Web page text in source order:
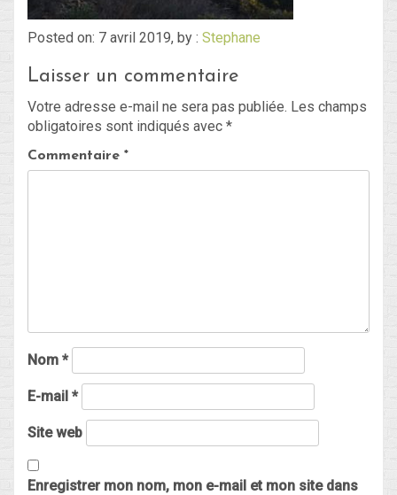
Posted on: 7 avril 2019, by : Stephane
Laisser un commentaire
Votre adresse e-mail ne sera pas publiée. Les champs
obligatoires sont indiqués avec *
Commentaire *
Nom *
E-mail *
Site web
Enregistrer mon nom, mon e-mail et mon site dans